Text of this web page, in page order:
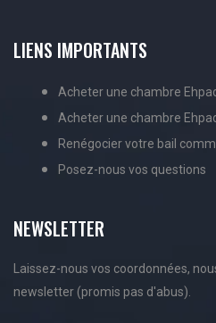
LIENS IMPORTANTS
Acheter une chambre
Acheter une chambre
Renégocier votre bail
Posez-nous vos questions
NEWSLETTER
Laissez-nous vos coordonnées,
newsletter (promis pas d'abus).